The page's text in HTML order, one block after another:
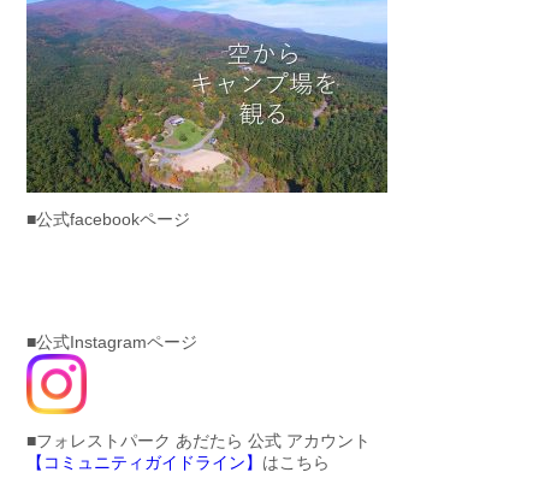
■公式facebookページ
■公式Instagramページ
■フォレストパーク あだたら 公式 アカウント
【コミュニティガイドライン】 はこちら